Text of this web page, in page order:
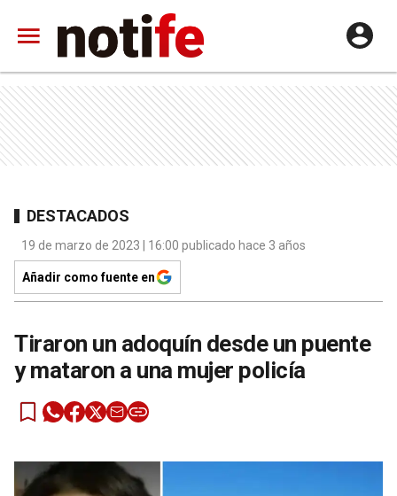
DESTACADOS
19 de marzo de 2023 | 16:00 publicado hace 3 años
Añadir como fuente en
Tiraron un adoquín desde un puente
y mataron a una mujer policía